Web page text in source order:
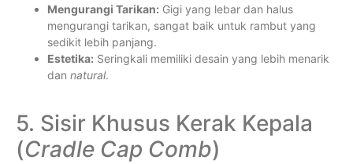
Mengurangi Tarikan: Gigi yang lebar dan halus
mengurangi tarikan, sangat baik untuk rambut yang
sedikit lebih panjang.
Estetika: Seringkali memiliki desain yang lebih menarik
dan natural.
5. Sisir Khusus Kerak Kepala
(Cradle Cap Comb)